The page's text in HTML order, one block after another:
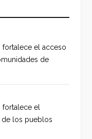
fortalece el acceso
de
fortalece el
los pueblos